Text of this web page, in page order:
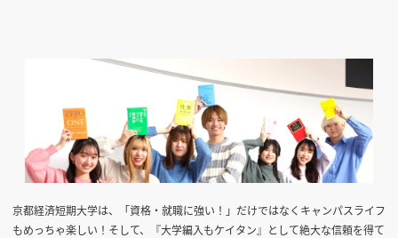
京都経済短期大学は、「資格・就職に強い！」だけではなくキャンパスライフ
もめっちゃ楽しい！そして、『大学編入もケイタン』として絶大な信頼を得て